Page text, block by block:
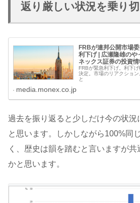
返り厳しい状況を乗り切
FRBが連邦公開市場
利下げ | 広瀬隆雄のや
ネックス証券の投資
FRBが緊急利下げ。利下
決定。市場のリアクショ
と
media.monex.co.jp
過去を振り返ると少しだけ今の状況
と思います。しかしながら100%同
く、歴史は韻を踏むと言いますが
かと思います。